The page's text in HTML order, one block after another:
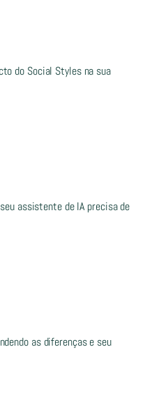
do Social Styles na sua
assistente de IA precisa de
as diferenças e seu